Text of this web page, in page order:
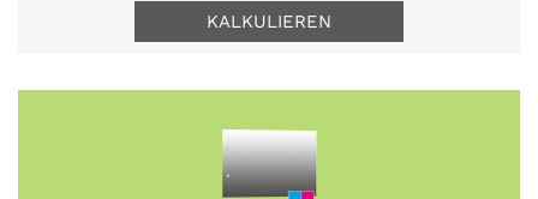
KALKULIEREN